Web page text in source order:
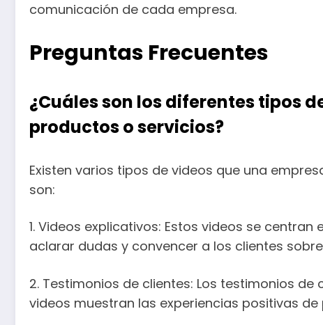
comunicación de cada empresa.
Preguntas Frecuentes
¿Cuáles son los diferentes tipos
productos o servicios?
Existen varios tipos de videos que una
son:
1. Videos explicativos: Estos videos se
aclarar dudas y convencer a los clientes
2. Testimonios de clientes: Los testimonios
videos muestran las experiencias positivas